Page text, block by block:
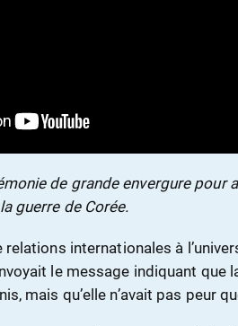
de grande envergure pour
guerre de Corée.
internationales à
le message indiquant que
mais qu’elle n’avait pas peur